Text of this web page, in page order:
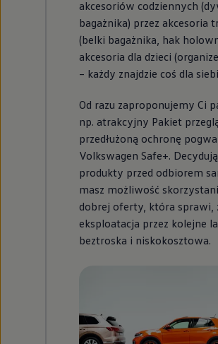
akcesoriów codziennych
bagażnika) przez akcesoria
(belki bagażnika, hak
akcesoria dla dzieci
– każdy znajdzie coś dla
Od razu zaproponujemy Ci
np. atrakcyjny Pakiet
przedłużoną ochronę
Volkswagen Safe+.
produkty przed odbiorem
masz możliwość
dobrej oferty, która sprawi,
eksploatacja przez kolejne
beztroska i niskokosztowa.